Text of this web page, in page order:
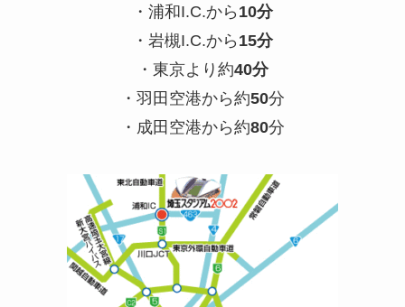
・浦和I.C.から 10分
・岩槻I.C.から 15分
・東京より約40分
・羽田空港から約50分
・成田空港から約80分